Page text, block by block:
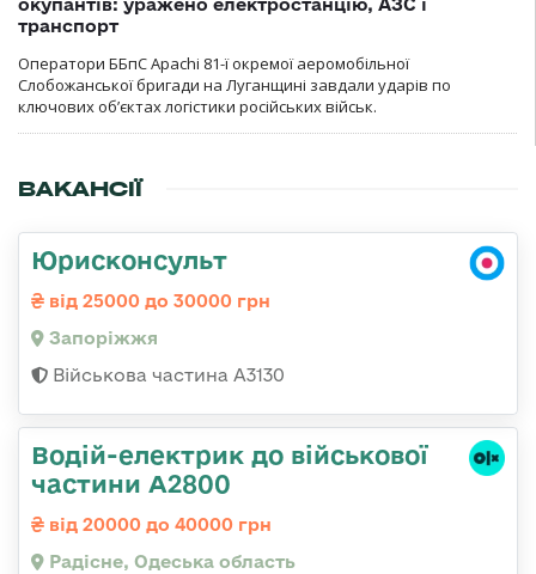
окупантів: уражено електростанцію, АЗС і
транспорт
Оператори ББпС Apachi 81-ї окремої аеромобільної
Слобожанської бригади на Луганщині завдали ударів по
ключових об’єктах логістики російських військ.
ВАКАНСІЇ
Юрисконсульт
від 25000 до 30000 грн
Запоріжжя
Військова частина А3130
Водій-електрик до військової
частини А2800
від 20000 до 40000 грн
Радісне, Одеська область